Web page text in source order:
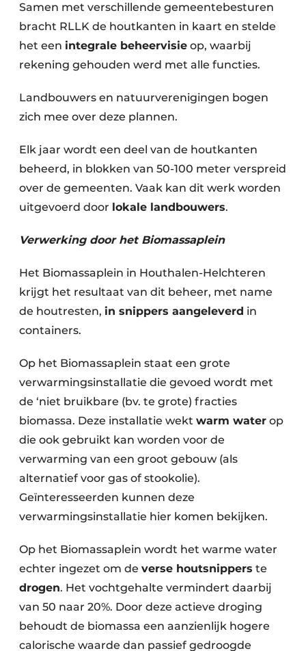
Samen met verschillende gemeentebesturen
bracht RLLK de houtkanten in kaart en stelde
het een integrale beheervisie op, waarbij
rekening gehouden werd met alle functies.
Landbouwers en natuurverenigingen bogen
zich mee over deze plannen.
Elk jaar wordt een deel van de houtkanten
beheerd, in blokken van 50-100 meter verspreid
over de gemeenten. Vaak kan dit werk worden
uitgevoerd door lokale landbouwers.
Verwerking door het Biomassaplein
Het Biomassaplein in Houthalen-Helchteren
krijgt het resultaat van dit beheer, met name
de houtresten, in snippers aangeleverd in
containers.
Op het Biomassaplein staat een grote
verwarmingsinstallatie die gevoed wordt met
de ‘niet bruikbare (bv. te grote) fracties
biomassa. Deze installatie wekt warm water op
die ook gebruikt kan worden voor de
verwarming van een groot gebouw (als
alternatief voor gas of stookolie).
Geïnteresseerden kunnen deze
verwarmingsinstallatie hier komen bekijken.
Op het Biomassaplein wordt het warme water
echter ingezet om de verse houtsnippers te
drogen. Het vochtgehalte vermindert daarbij
van 50 naar 20%. Door deze actieve droging
behoudt de biomassa een aanzienlijk hogere
calorische waarde dan passief gedroogde